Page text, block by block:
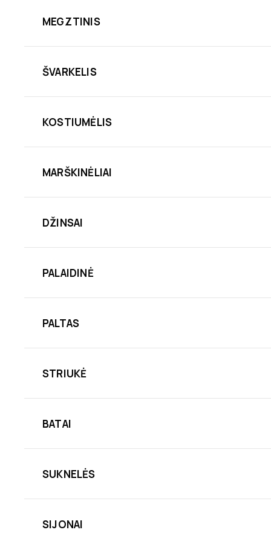
MEGZTINIS
ŠVARKELIS
KOSTIUMĖLIS
MARŠKINĖLIAI
DŽINSAI
PALAIDINĖ
PALTAS
STRIUKĖ
BATAI
SUKNELĖS
SIJONAI